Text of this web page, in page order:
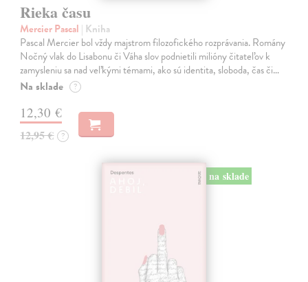
Rieka času
Mercier Pascal | Kniha
Pascal Mercier bol vždy majstrom filozofického rozprávania. Romány
Nočný vlak do Lisabonu či Váha slov podnietili milióny čitateľov k
zamysleniu sa nad veľkými témami, ako sú identita, sloboda, čas či…
Na sklade ?
12,30 €
12,95 € ?
na sklade